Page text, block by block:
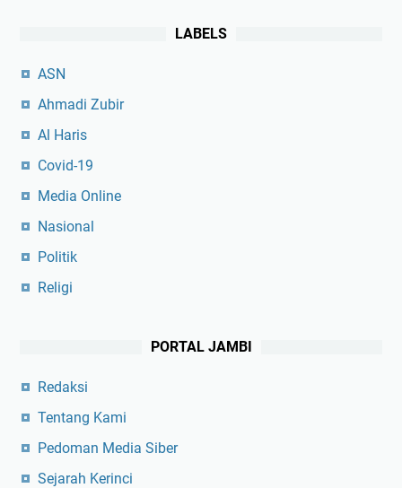
LABELS
ASN
Ahmadi Zubir
Al Haris
Covid-19
Media Online
Nasional
Politik
Religi
PORTAL JAMBI
Redaksi
Tentang Kami
Pedoman Media Siber
Sejarah Kerinci